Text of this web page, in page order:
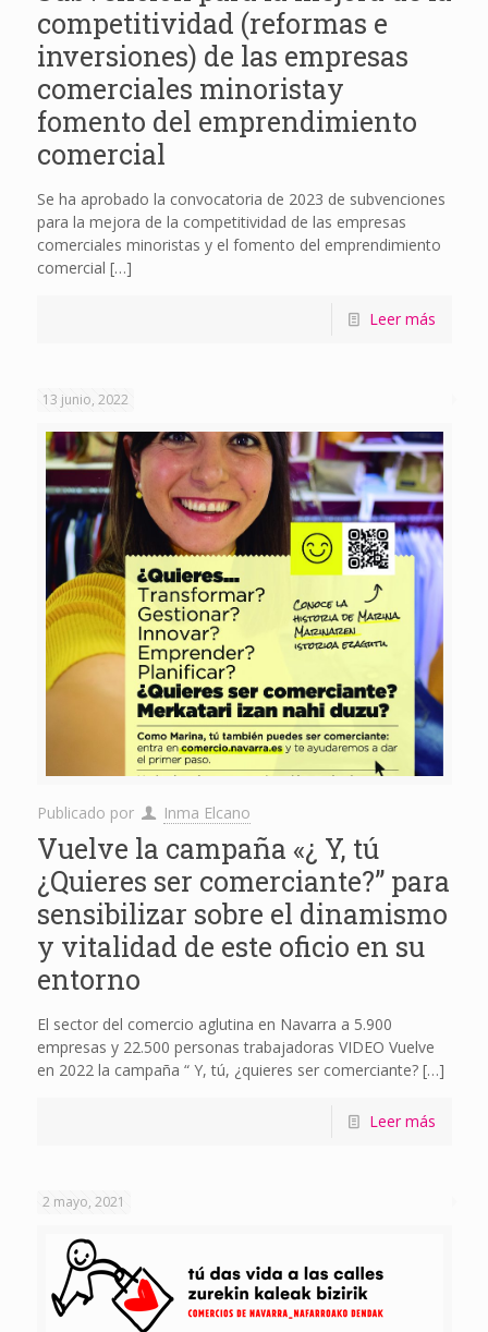
competitividad (reformas e
inversiones) de las empresas
comerciales minoristay
fomento del emprendimiento
comercial
Se ha aprobado la convocatoria de 2023 de subvenciones
para la mejora de la competitividad de las empresas
comerciales minoristas y el fomento del emprendimiento
comercial […]
Leer más
13 junio, 2022
Publicado por Inma Elcano
Vuelve la campaña «¿ Y, tú
¿Quieres ser comerciante?” para
sensibilizar sobre el dinamismo
y vitalidad de este oficio en su
entorno
El sector del comercio aglutina en Navarra a 5.900
empresas y 22.500 personas trabajadoras VIDEO Vuelve
en 2022 la campaña “ Y, tú, ¿quieres ser comerciante?[…]
Leer más
2 mayo, 2021